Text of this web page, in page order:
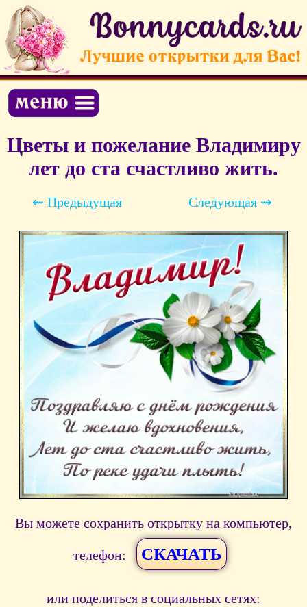
Цветы и пожелание Владимиру
лет до ста счастливо жить.
⇜ Предыдущая Следующая ⇝
Вы можете сохранить открытку на компьютер,
телефон: СКАЧАТЬ
или поделиться в социальных сетях: